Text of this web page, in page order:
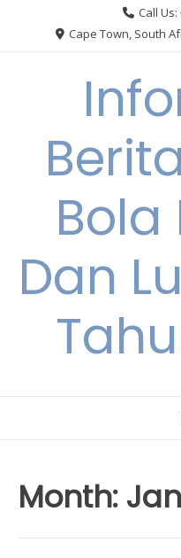
Call Us:
Cape Town, South
Dan
Month: